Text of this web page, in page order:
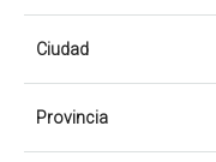
Ciudad
Provincia